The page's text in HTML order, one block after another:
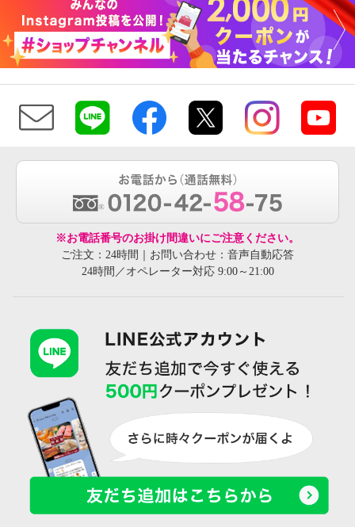
※お電話番号のお掛け間違いにご注意ください。
ご注文：24時間｜お問い合わせ：音声自動応答
24時間／オペレーター対応 9:00～21:00